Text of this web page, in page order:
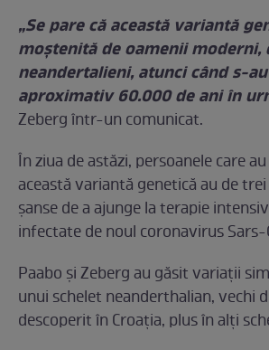
„Se pare că această variantă
moștenită de oamenii moderni,
neandertalieni, atunci când s-
aproximativ 60.000 de ani în
Zeberg într-un comunicat.
În ziua de astăzi, persoanele care
această variantă genetică au de
șanse de a ajunge la terapie
infectate de noul coronavirus Sars-
Paabo și Zeberg au găsit variații
unui schelet neanderthalian, vechi
descoperit în Croația, plus în alți